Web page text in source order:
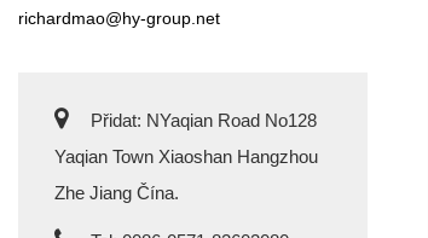
richardmao@hy-group.net
Přidat: NYaqian Road No128
Yaqian Town Xiaoshan Hangzhou
Zhe Jiang Čína.